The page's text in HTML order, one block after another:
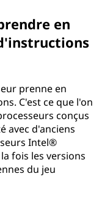
en
prenne en
C'est ce que l'on
conçus
avec d'anciens
Intel®
fois les versions
du jeu